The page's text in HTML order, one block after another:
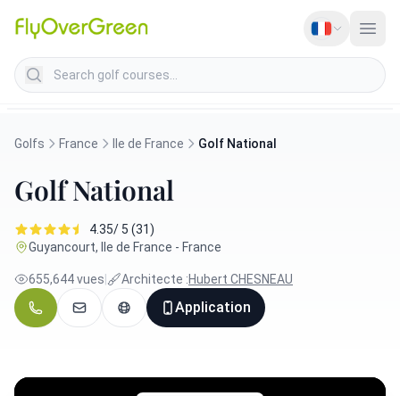
Search golf courses
Golfs France Ile de France Golf National
Golf National
4.35/ 5 (31)
Guyancourt, Ile de France - France
655,644 vues Architecte :Hubert CHESNEAU
Application